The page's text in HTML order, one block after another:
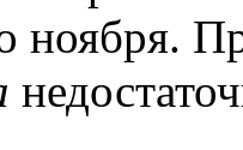
ноября.